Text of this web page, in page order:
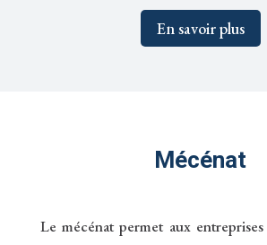
En savoir plus
Mécénat
Le mécénat permet aux